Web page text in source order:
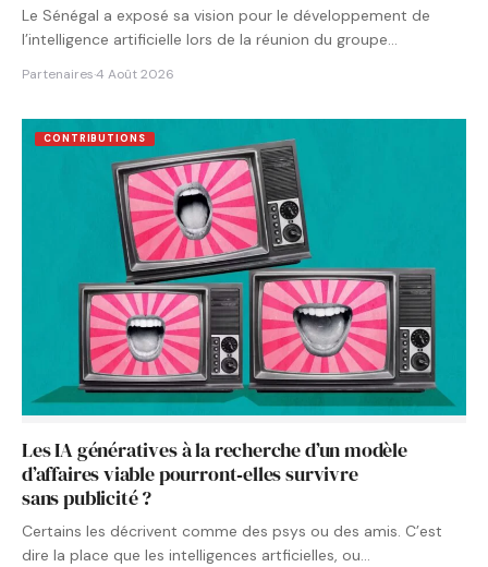
Le Sénégal a exposé sa vision pour le développement de
l’intelligence artificielle lors de la réunion du groupe…
Partenaires·4 Août 2026
CONTRIBUTIONS
Les IA génératives à la recherche d’un modèle
d’affaires viable pourront‑elles survivre
sans publicité ?
Certains les décrivent comme des psys ou des amis. C’est
dire la place que les intelligences artficielles, ou…